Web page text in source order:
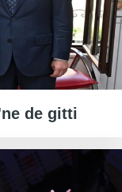
de gitti